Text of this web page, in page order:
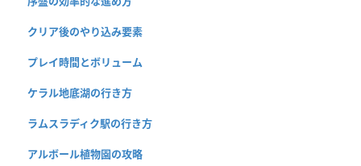
クリア後のやり込み要素
プレイ時間とボリューム
ケラル地底湖の行き方
ラムスラディク駅の行き方
アルボール植物園の攻略